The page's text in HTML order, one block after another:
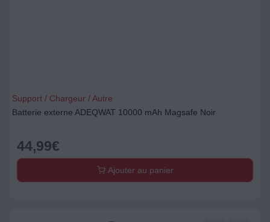
Support / Chargeur / Autre
Batterie externe ADEQWAT 10000 mAh Magsafe Noir
44,99€
Ajouter au panier